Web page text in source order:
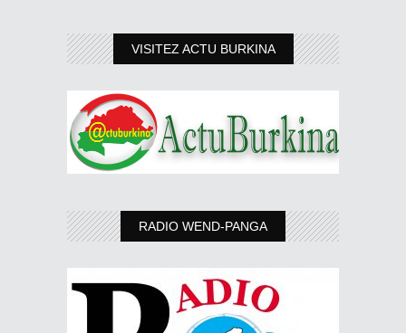
VISITEZ ACTU BURKINA
RADIO WEND-PANGA